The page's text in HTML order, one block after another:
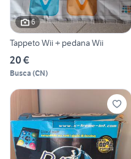
6
Tappeto Wii + pedana Wii
20 €
Busca (CN)